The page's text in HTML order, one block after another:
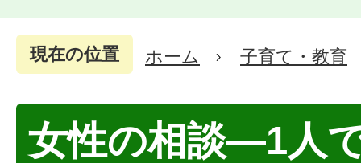
現在の位置 ホーム 子育て・教育
女性の相談―1人